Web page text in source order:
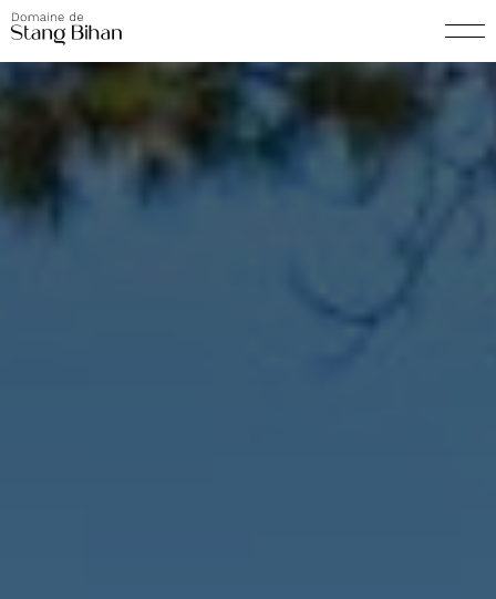
window.dataLayer = window.dataLayer || []; function gtag()
{dataLayer.push(arguments);} gtag('js', new Date()); gtag('config',
'G-6YFDMBV7TT');